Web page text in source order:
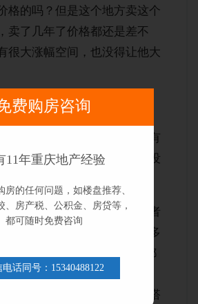
格的吗？但是这个地方卖这个
卖了几年了价格都还是差不
很大涨幅空间，也没得让他大
房源都是外地客户买的，还有
户，本地客户买这里的几乎没
者准备来重庆买房的外地或者
咨询多研究哈每个区域或者多
昧的相信某些大V（懂的人都
的追求价格低，还是得把地
区，商业等这几个维度好好搭
费购房咨询
11年重庆地产经验
房的任何问题，如楼盘推荐、
、房产税、公积金、房贷等，
都可随时免费咨询
话同号：15340488122